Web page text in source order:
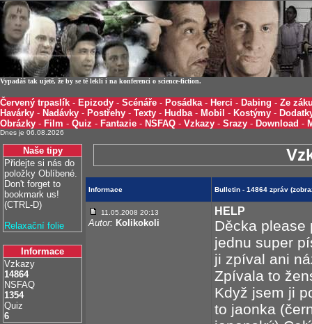
Vypadáš tak ujetě, že by se tě lekli i na konferenci o science-fiction.
Červený trpaslík - Epizody - Scénáře - Posádka- Herci - Dabing - Ze
Havárky - Nadávky - Postřehy - Texty - Hudba- Mobil - Kostýmy -
Obrázky - Film - Quiz - Fantazie - NSFAQ - Vzkazy - Srazy - Download -
Dnes je 06.08.2026
Naše tipy
Přidejte si nás do
položky Oblíbené.
Don't forget to
bookmark us!
(CTRL-D)
Relaxační folie
Informace
Vzkazy
14864
NSFAQ
1354
Quiz
6
Informace Bulletin - 14864 zpráv
11.05.2008 20:13
Autor: Kolikokoli
HELP
Děcka please
jednu super
ji zpíval ani
Zpívala to
Když jsem ji
to jaonka